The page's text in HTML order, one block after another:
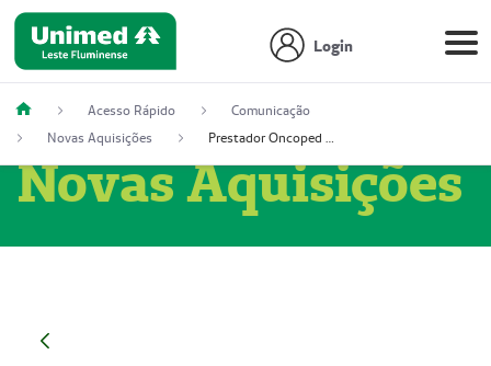
Login
Acesso Rápido
Comunicação
Novas Aquisições
Prestador Oncoped Serviços Médicos (51004335-0)
Novas Aquisições